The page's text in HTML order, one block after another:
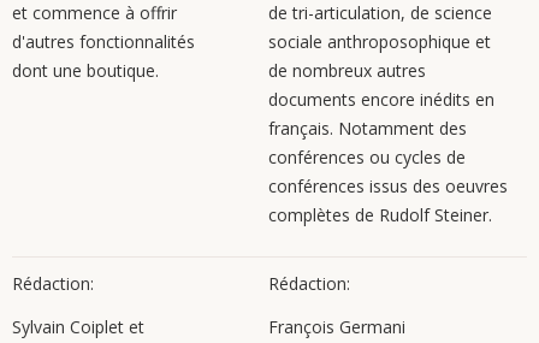
et commence à offrir
d'autres fonctionnalités
dont une boutique.
de tri-articulation, de science
sociale anthroposophique et
de nombreux autres
documents encore inédits en
français. Notamment des
conférences ou cycles de
conférences issus des oeuvres
complètes de Rudolf Steiner.
Rédaction:
Sylvain Coiplet et
Rédaction:
François Germani